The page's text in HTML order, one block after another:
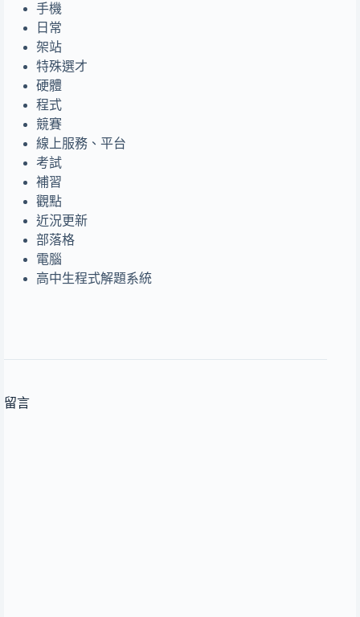
手機
日常
架站
特殊選才
硬體
程式
競賽
線上服務、平台
考試
補習
觀點
近況更新
部落格
電腦
高中生程式解題系統
留言